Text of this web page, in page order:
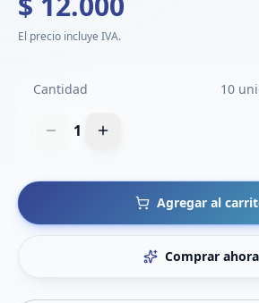
El precio incluye IVA.
Cantidad 10
1
Agregar al
Comprar ahora